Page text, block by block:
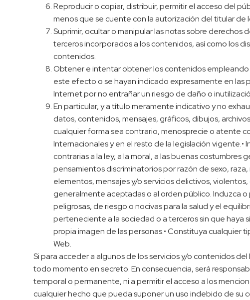
Reproducir o copiar, distribuir, permitir el acceso del
menos que se cuente con la autorización del titular
Suprimir, ocultar o manipular las notas sobre
terceros incorporados a los contenidos, así como los
contenidos.
Obtener e intentar obtener los contenidos empleando
este efecto o se hayan indicado expresamente en
Internet por no entrañar un riesgo de daño o
En particular, y a título meramente indicativo y no
datos, contenidos, mensajes, gráficos, dibujos,
cualquier forma sea contrario, menosprecie o atente
Internacionales y en el resto de la legislación
contrarias a la ley, a la moral, a las buenas
pensamientos discriminatorios por razón de sexo,
elementos, mensajes y/o servicios delictivos,
generalmente aceptadas o al orden público. Induzca
peligrosas, de riesgo o nocivas para la salud y el
perteneciente a la sociedad o a terceros sin que haya
propia imagen de las personas.• Constituya cualquier
Web.
Si para acceder a algunos de los servicios y/o contenidos
todo momento en secreto. En consecuencia, será
temporal o permanente, ni a permitir el acceso a los
cualquier hecho que pueda suponer un uso indebido de su